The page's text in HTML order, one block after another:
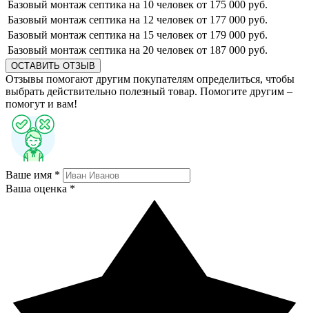
Базовый монтаж септика на 10 человек от 175 000 руб.
Базовый монтаж септика на 12 человек от 177 000 руб.
Базовый монтаж септика на 15 человек от 179 000 руб.
Базовый монтаж септика на 20 человек от 187 000 руб.
ОСТАВИТЬ ОТЗЫВ
Отзывы помогают другим покупателям определиться, чтобы
выбрать действительно полезный товар. Помогите другим –
помогут и вам!
Ваше имя *
Ваша оценка *